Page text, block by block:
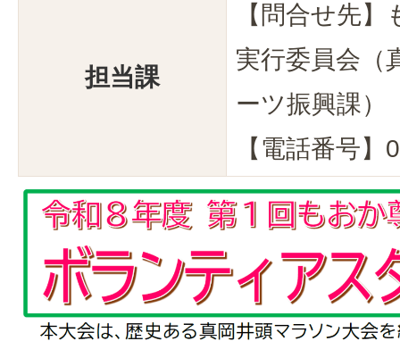
担当課
【問合せ先
実行委員会（
ーツ振興課）
【電話番号